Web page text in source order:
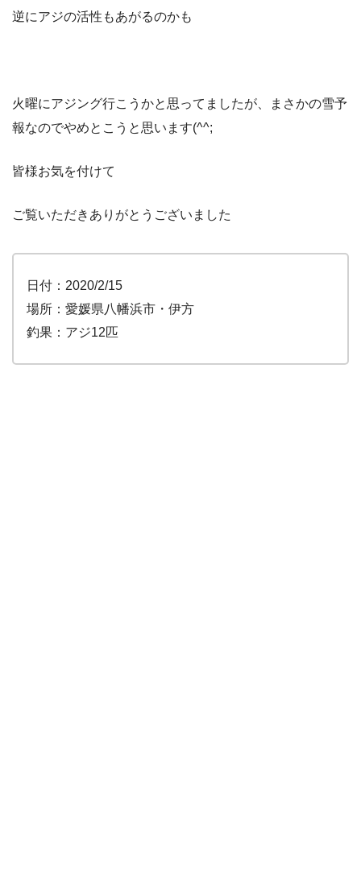
逆にアジの活性もあがるのかも
火曜にアジング行こうかと思ってましたが、まさかの雪予
報なのでやめとこうと思います(^^;
皆様お気を付けて
ご覧いただきありがとうございました
日付：2020/2/15
場所：愛媛県八幡浜市・伊方
釣果：アジ12匹